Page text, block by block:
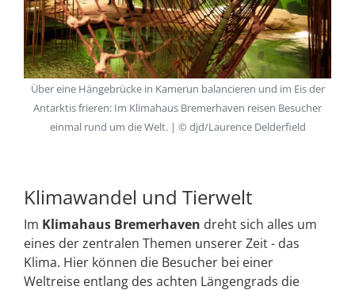
Über eine Hängebrücke in Kamerun balancieren und im Eis der
Antarktis frieren: Im Klimahaus Bremerhaven reisen Besucher
einmal rund um die Welt. | © djd/Laurence Delderfield
Klimawandel und Tierwelt
Im Klimahaus Bremerhaven dreht sich alles um
eines der zentralen Themen unserer Zeit - das
Klima. Hier können die Besucher bei einer
Weltreise entlang des achten Längengrads die